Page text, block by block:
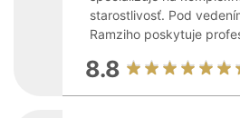
starostlivosť. Pod
Ramziho poskytuje
8.8